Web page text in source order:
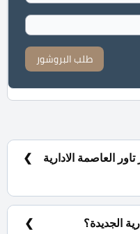
طلب البروشور
العاصمة الادارية
شركة مدن للاستثمار والتطوير العقاري Modon
الجديدة؟